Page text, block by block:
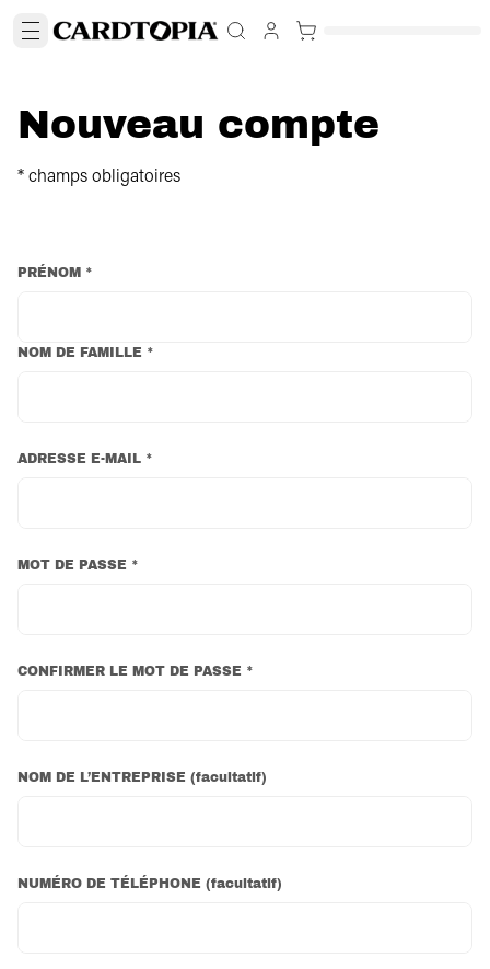
Nouveau compte
* champs obligatoires
PRÉNOM *
NOM DE FAMILLE *
ADRESSE E-MAIL *
MOT DE PASSE *
CONFIRMER LE MOT DE PASSE *
NOM DE L’ENTREPRISE (facultatif)
NUMÉRO DE TÉLÉPHONE (facultatif)